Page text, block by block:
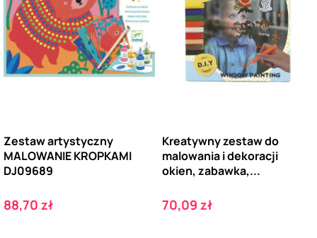
Zestaw artystyczny
MALOWANIE KROPKAMI
DJ09689
Cena
88,70 zł
Kreatywny zestaw do
malowania i dekoracji
okien, zabawka,...
Cena
70,09 zł